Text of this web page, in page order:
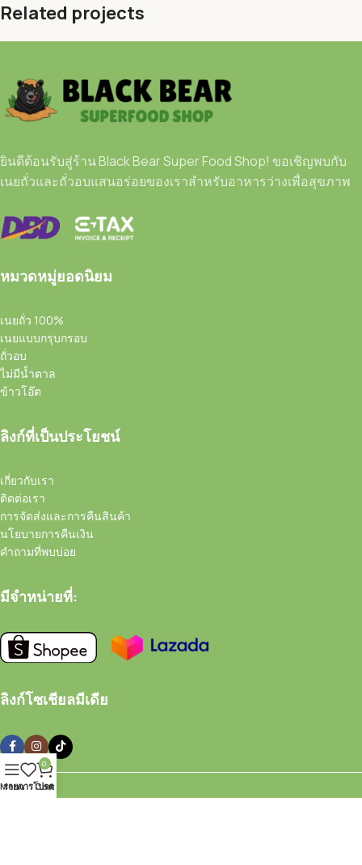
Related projects
Kitchen
Leo uteu ullamcorper
ยินดีต้อนรับสู่ร้าน Black Bear Super Food Shop! ขอเชิญพบกับ
เนยถั่วและถั่วอบแสนอร่อยของเราสำหรับอาหารว่างเพื่อสุขภาพ
หมวดหมู่ยอดนิยม
เนยถั่ว 100%
เนยแบบกรุบกรอบ
ถั่วอบ
ไม่มีน้ำตาล
ข้าวโอ๊ต
ลิงก์ที่เป็นประโยชน์
เกี่ยวกับเรา
ติดต่อเรา
การจัดส่งและการคืนสินค้า
นโยบายการคืนเงิน
คำถามที่พบบ่อย
มีจำหน่ายที่:
ลิงก์โซเชียลมีเดีย
Menu
รายการโปรด
0
Cart